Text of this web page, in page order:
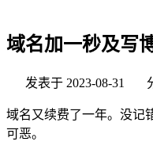
域名加一秒及写
发表于 2023-08-31
域名又续费了一年。没记
可恶。